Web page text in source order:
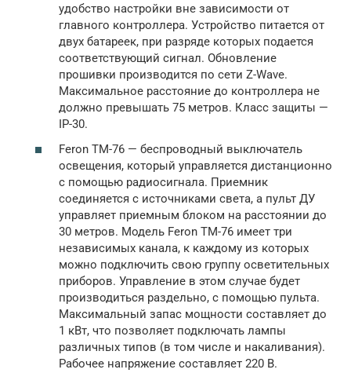
удобство настройки вне зависимости от
главного контроллера. Устройство питается от
двух батареек, при разряде которых подается
соответствующий сигнал. Обновление
прошивки производится по сети Z-Wave.
Максимальное расстояние до контроллера не
должно превышать 75 метров. Класс защиты —
IP-30.
Feron TM-76 — беспроводный выключатель
освещения, который управляется дистанционно
с помощью радиосигнала. Приемник
соединяется с источниками света, а пульт ДУ
управляет приемным блоком на расстоянии до
30 метров. Модель Feron TM-76 имеет три
независимых канала, к каждому из которых
можно подключить свою группу осветительных
приборов. Управление в этом случае будет
производиться раздельно, с помощью пульта.
Максимальный запас мощности составляет до
1 кВт, что позволяет подключать лампы
различных типов (в том числе и накаливания).
Рабочее напряжение составляет 220 В.